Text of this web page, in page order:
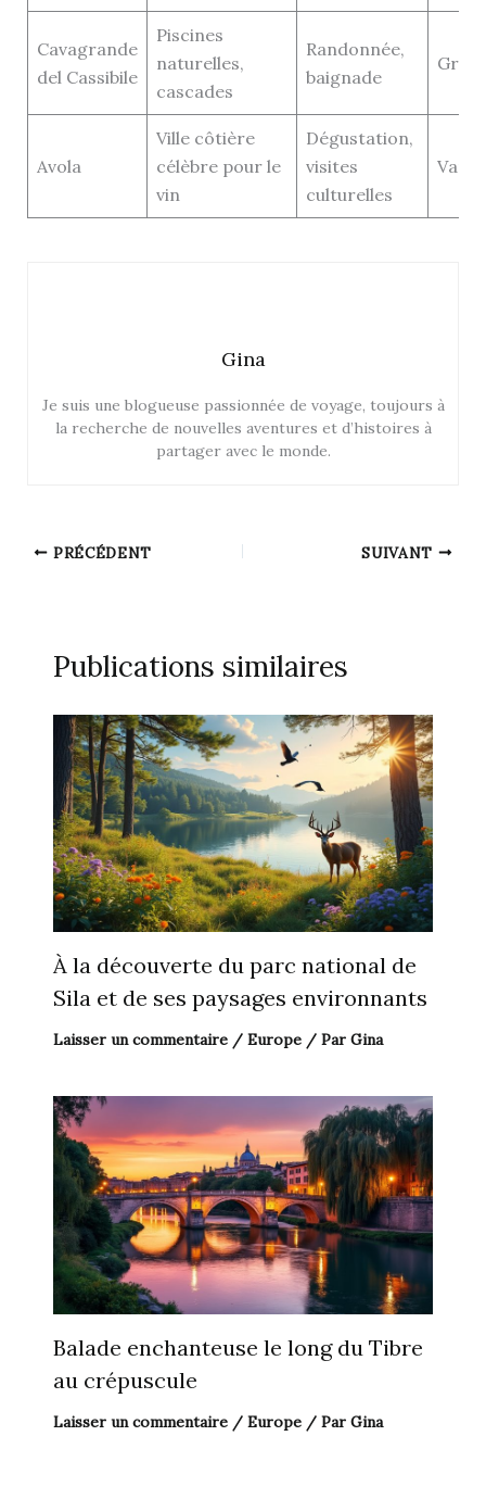
Cavagrande
del Cassibile
Piscines
naturelles,
cascades
Randonnée,
baignade
Avola
Ville côtière
célèbre pour le
vin
Dégustation,
visites
culturelles
Gina
Je suis une blogueuse passionnée de voyage, toujours à
la recherche de nouvelles aventures et d’histoires à
partager avec le monde.
PRÉCÉDENT SUIVANT
Publications similaires
À la découverte du parc national de
Sila et de ses paysages environnants
Laisser un commentaire / Europe/ Par Gina
Balade enchanteuse le long du Tibre
au crépuscule
Laisser un commentaire / Europe/ Par Gina